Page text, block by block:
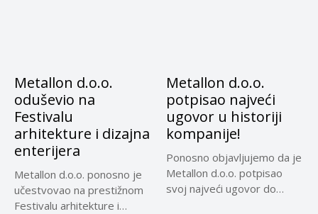
Metallon d.o.o.
oduševio na
Festivalu
arhitekture i dizajna
enterijera
Metallon d.o.o. ponosno je
učestvovao na prestižnom
Festivalu arhitekture i
Metallon d.o.o.
potpisao najveći
ugovor u historiji
kompanije!
Ponosno objavljujemo da je
Metallon d.o.o. potpisao
svoj najveći ugovor do